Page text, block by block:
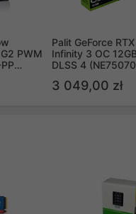
PWM
Palit GeForce
Infinity 3 OC
DLSS 4
3 049,00 zł